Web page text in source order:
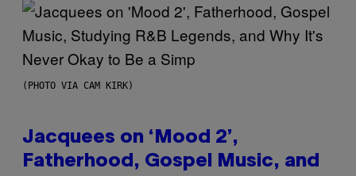
(PHOTO VIA CAM KIRK)
Jacquees on ‘Mood 2’,
Fatherhood, Gospel Music, and